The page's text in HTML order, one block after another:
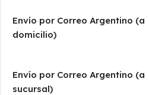
Envío por Correo Argentino (a
domicilio)
Envío por Correo Argentino (a
sucursal)